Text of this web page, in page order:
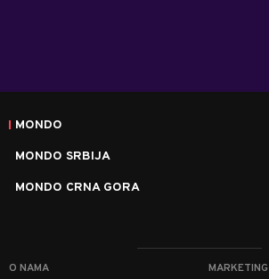
MONDO
MONDO SRBIJA
MONDO CRNA GORA
O NAMA MARKETING